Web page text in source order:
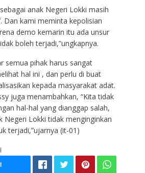
anak Negeri Lokki masih
Dan kami meminta kepolisian
demo kemarin itu ada unsur
boleh terjadi,”ungkapnya.
semua pihak harus sangat
hal ini , dan perlu di buat
kepada masyarakat adat.
juga menambahkan, “Kita tidak
hal-hal yang dianggap salah,
Negeri Lokki tidak menginginkan
terjadi,”ujarnya (it-01)